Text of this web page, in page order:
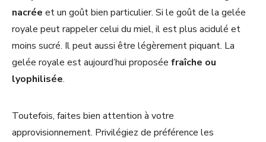
nacrée et un goût bien particulier. Si le goût de la gelée
royale peut rappeler celui du miel, il est plus acidulé et
moins sucré. Il peut aussi être légèrement piquant. La
gelée royale est aujourd’hui proposée fraîche ou
lyophilisée.
Toutefois, faites bien attention à votre
approvisionnement. Privilégiez de préférence les